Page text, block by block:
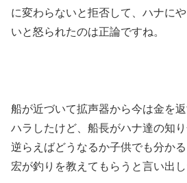
に変わらないと拒否して、ハナに
いと怒られたのは正論ですね。
船が近づいて拡声器から今は金を
ハラしたけど、船長がハナ達の知
逆らえばどうなるか子供でも分か
宏が釣りを教えてもらうと言い出し